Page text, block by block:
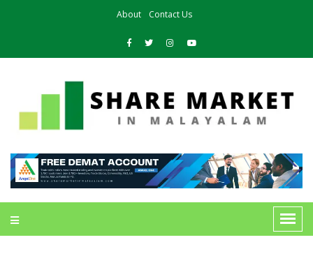
About Contact Us